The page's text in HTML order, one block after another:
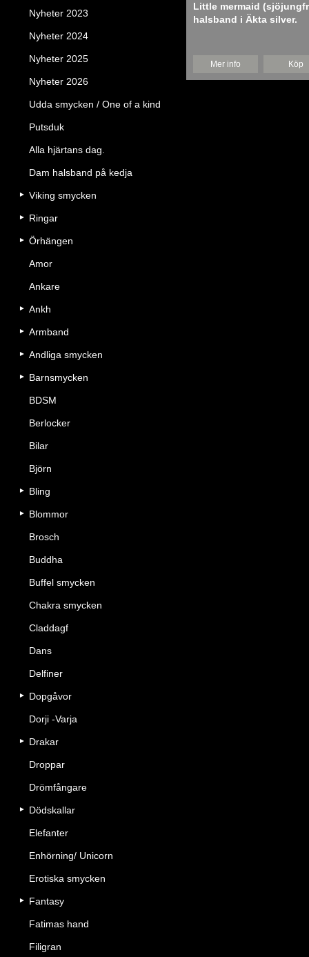
Nyheter 2023
Nyheter 2024
Nyheter 2025
Nyheter 2026
Udda smycken / One of a kind
Putsduk
Alla hjärtans dag.
Dam halsband på kedja
Viking smycken
Ringar
Örhängen
Amor
Ankare
Ankh
Armband
Andliga smycken
Barnsmycken
BDSM
Berlocker
Bilar
Björn
Bling
Blommor
Brosch
Buddha
Buffel smycken
Chakra smycken
Claddagf
Dans
Delfiner
Dopgåvor
Dorji -Varja
Drakar
Droppar
Drömfångare
Dödskallar
Elefanter
Enhörning/ Unicorn
Erotiska smycken
Fantasy
Fatimas hand
Filigran
Little mermaid
halsband i Äkta silver.
Mer info Köp